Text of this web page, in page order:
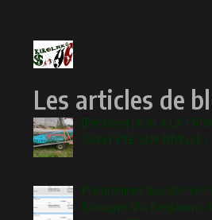
Les articles de
[Pétition] NON A LA
SAINT PEE SUR NIVELLE !
Programme des
(Urrugne 11h), Benjamins